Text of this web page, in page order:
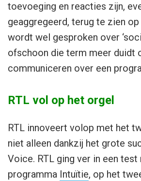
toevoeging en reacties zijn,
geaggregeerd, terug te zien
wordt wel gesproken over
ofschoon die term meer duidt
communiceren over een
RTL vol op het orgel
RTL innoveert volop met het
niet alleen dankzij het grote
Voice. RTL ging ver in een test
programma Intuïtie, op het